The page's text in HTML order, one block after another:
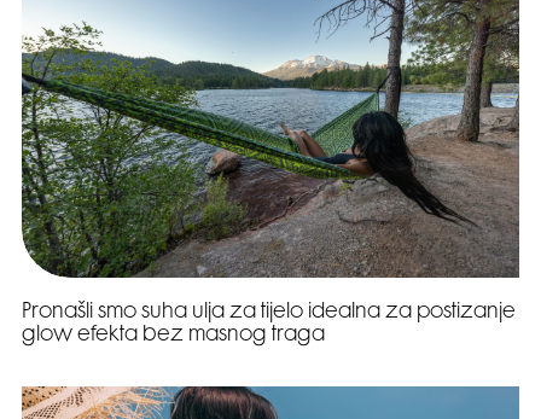
Pronašli smo suha ulja za tijelo idealna za postizanje
glow efekta bez masnog traga